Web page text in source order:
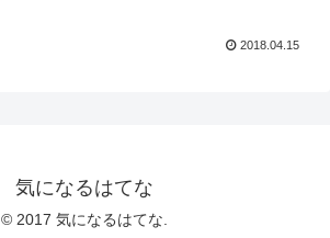
2018.04.15
気になるはてな
© 2017 気になるはてな.